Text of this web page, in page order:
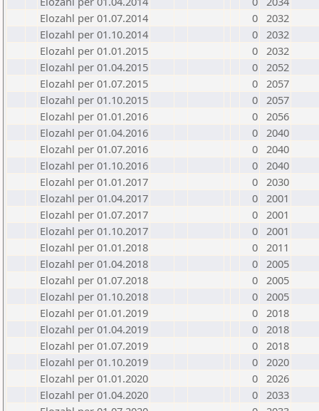
Elozahl per 01.07.2014
0 2032
Elozahl per 01.10.2014
0 2032
Elozahl per 01.01.2015
0 2032
Elozahl per 01.04.2015
0 2052
Elozahl per 01.07.2015
0 2057
Elozahl per 01.10.2015
0 2057
Elozahl per 01.01.2016
0 2056
Elozahl per 01.04.2016
0 2040
Elozahl per 01.07.2016
0 2040
Elozahl per 01.10.2016
0 2040
Elozahl per 01.01.2017
0 2030
Elozahl per 01.04.2017
0 2001
Elozahl per 01.07.2017
0 2001
Elozahl per 01.10.2017
0 2001
Elozahl per 01.01.2018
0 2011
Elozahl per 01.04.2018
0 2005
Elozahl per 01.07.2018
0 2005
Elozahl per 01.10.2018
0 2005
Elozahl per 01.01.2019
0 2018
Elozahl per 01.04.2019
0 2018
Elozahl per 01.07.2019
0 2018
Elozahl per 01.10.2019
0 2020
Elozahl per 01.01.2020
0 2026
Elozahl per 01.04.2020
0 2033